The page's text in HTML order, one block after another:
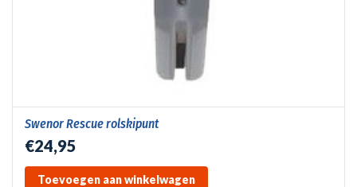
Swenor Rescue rolskipunt
€24,95
Toevoegen aan winkelwagen